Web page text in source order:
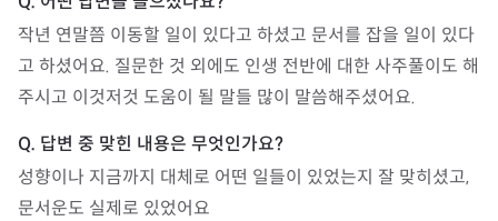
작년 연말쯤 이동할 일이 있다고 하셨고 문서를 잡을 일이 있다
고 하셨어요. 질문한 것 외에도 인생 전반에 대한 사주풀이도 해
주시고 이것저것 도움이 될 말들 많이 말씀해주셨어요.
성향이나 지금까지 대체로 어떤 일들이 있었는지 잘 맞히셨고,
문서운도 실제로 있었어요